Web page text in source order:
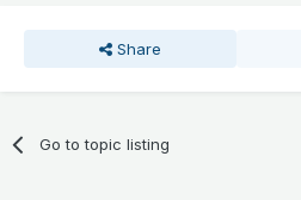
Share
Go to topic listing